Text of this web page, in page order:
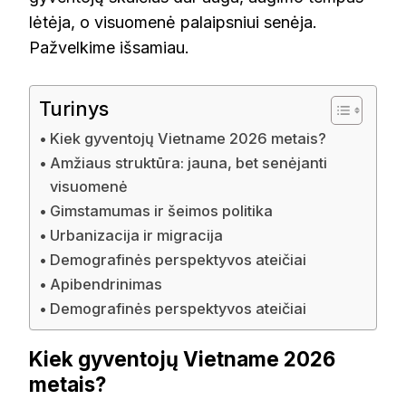
lėtėja, o visuomenė palaipsniui senėja.
Pažvelkime išsamiau.
Turinys
Kiek gyventojų Vietname 2026 metais?
Amžiaus struktūra: jauna, bet senėjanti
visuomenė
Gimstamumas ir šeimos politika
Urbanizacija ir migracija
Demografinės perspektyvos ateičiai
Apibendrinimas
Demografinės perspektyvos ateičiai
Kiek gyventojų Vietname 2026
metais?